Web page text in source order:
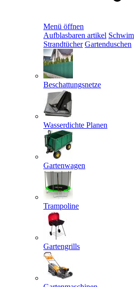
Menü öffnen
Aufblasbaren artikel
Strandtücher Gartenduschen
Beschattungsnetze
Wasserdichte Planen
Gartenwagen
Trampoline
Gartengrills